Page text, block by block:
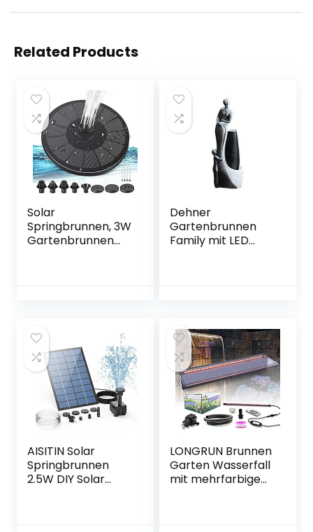
Related Products
Solar
Springbrunnen, 3W
Gartenbrunnen
Outdoor
Wasserpumpe Für
Vogel-Bad Fisch-
Behälter Teich
Garten
Dehner
Gartenbrunnen
Family mit LED
AISITIN Solar
Springbrunnen
2.5W DIY Solar
LONGRUN Brunnen
Garten Wasserfall
mit mehrfarbigem